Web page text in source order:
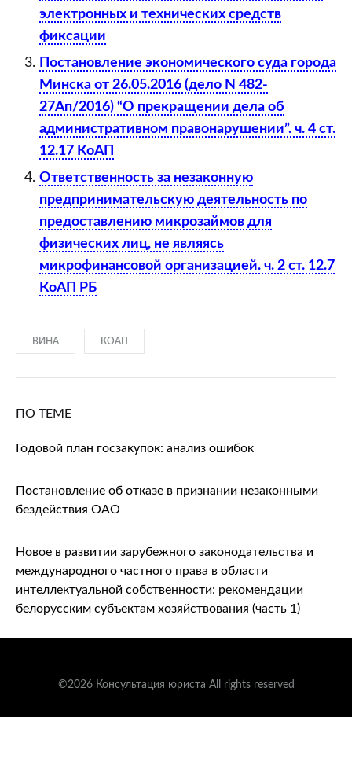
электронных и технических средств
фиксации
Постановление экономического суда города
Минска от 26.05.2016 (дело N 482-
27Ап/2016) “О прекращении дела об
административном правонарушении”. ч. 4 ст.
12.17 КоАП
Ответственность за незаконную
предпринимательскую деятельность по
предоставлению микрозаймов для
физических лиц, не являясь
микрофинансовой организацией. ч. 2 ст. 12.7
КоАП РБ
ВИНА КОАП
ПО ТЕМЕ
Годовой план госзакупок: анализ ошибок
Постановление об отказе в признании незаконными
бездействия ОАО
Новое в развитии зарубежного законодательства и
международного частного права в области
интеллектуальной собственности: рекомендации
белорусским субъектам хозяйствования (часть 1)
©2026 Консультация юриста All rights reserved